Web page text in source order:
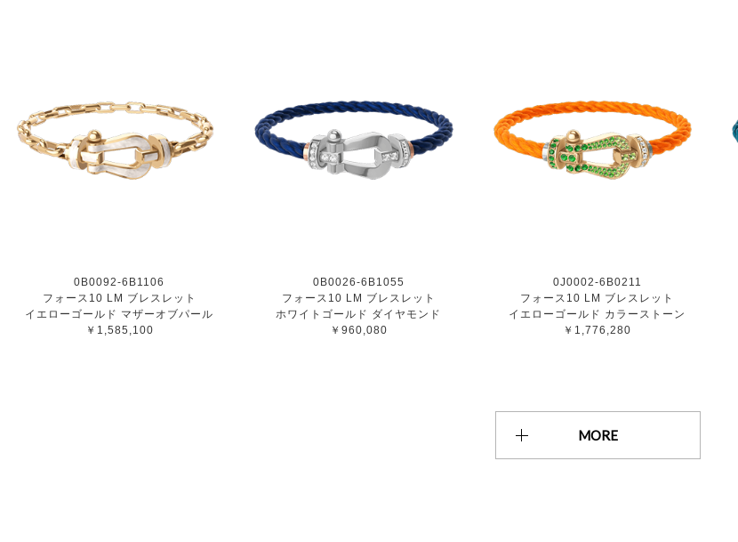
0B0092-6B1106
フォース10 LM ブレスレット
イエローゴールド マザーオブパール
￥1,585,100
0B0026-6B1055
フォース10 LM ブレスレット
ホワイトゴールド ダイヤモンド
￥960,080
0J0002-6B0211
フォース10 LM ブレスレット
イエローゴールド カラーストーン
￥1,776,280
MORE